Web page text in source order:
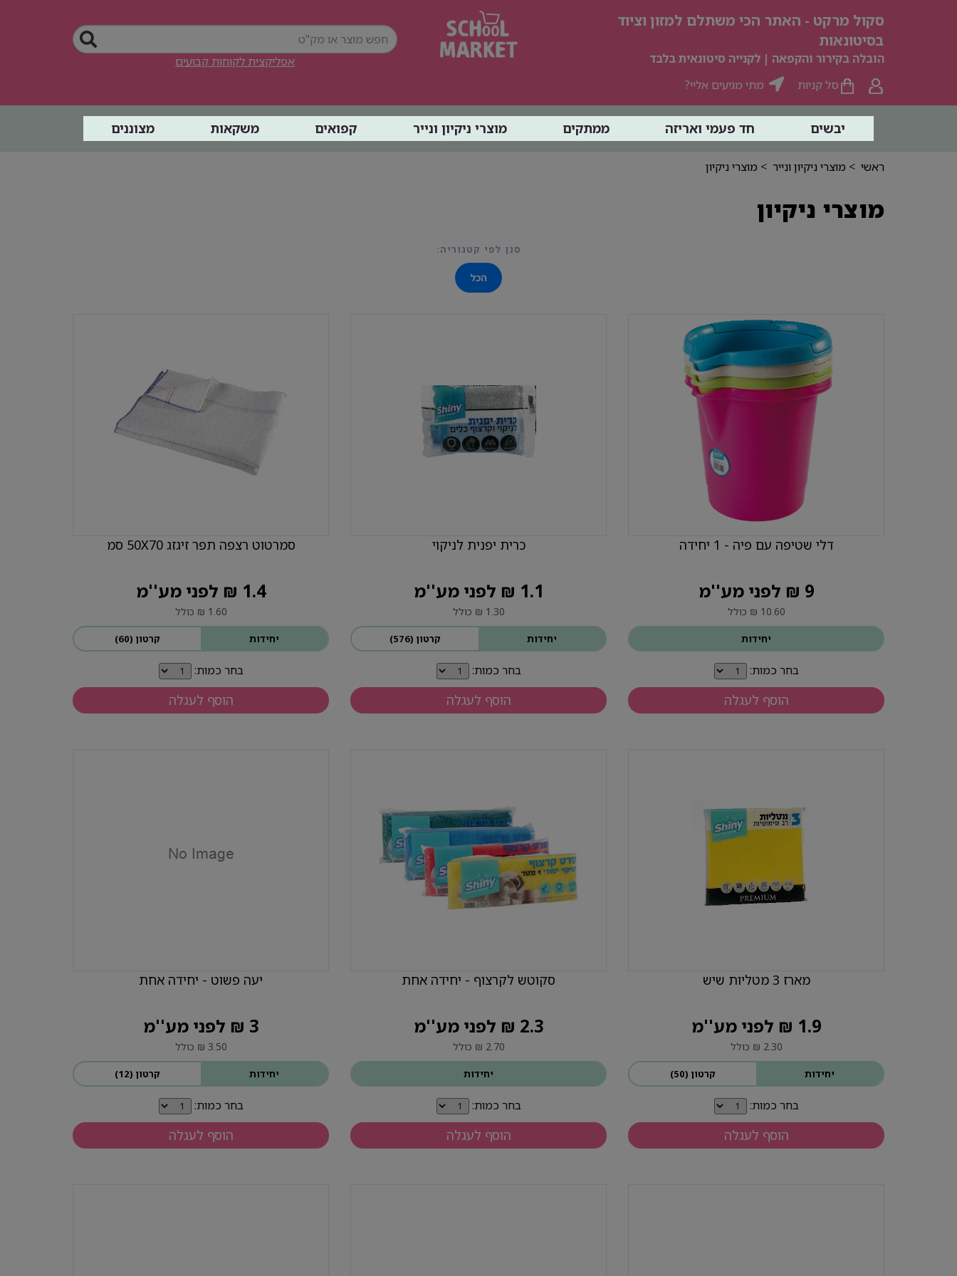
סקול מרקט - האתר הכי משתלם למזון וציוד
בסיטונאות
הובלה בקירור והקפאה | לקנייה סיטונאית בלבד
סל קניות
מתי מגיעים אליי?
אפליקצית לקוחות קבועים
יבשים חד פעמי ואריזה ממתקים מוצרי ניקיון ונייר קפואים משקאות מצוננים
ראשי > מוצרי ניקיון ונייר > מוצרי ניקיון
מוצרי ניקיון
סנן לפי קטגוריה:
הכל
דלי שטיפה עם פיה - 1 יחידה
9 ₪ לפני מע''מ
10.60 ₪ כולל
יחידות
בחר כמות:
הוסף לעגלה
כרית יפנית לניקוי
1.1 ₪ לפני מע''מ
1.30 ₪ כולל
יחידות קרטון (576)
בחר כמות:
הוסף לעגלה
סמרטוט רצפה תפר זיגזג 50X70 סמ
1.4 ₪ לפני מע''מ
1.60 ₪ כולל
יחידות קרטון (60)
בחר כמות:
הוסף לעגלה
מארז 3 מטליות שיש
1.9 ₪ לפני מע''מ
2.30 ₪ כולל
יחידות קרטון (50)
בחר כמות:
הוסף לעגלה
סקוטש לקרצוף - יחידה אחת
2.3 ₪ לפני מע''מ
2.70 ₪ כולל
יחידות
בחר כמות:
הוסף לעגלה
יעה פשוט - יחידה אחת
3 ₪ לפני מע''מ
3.50 ₪ כולל
יחידות קרטון (12)
בחר כמות:
הוסף לעגלה